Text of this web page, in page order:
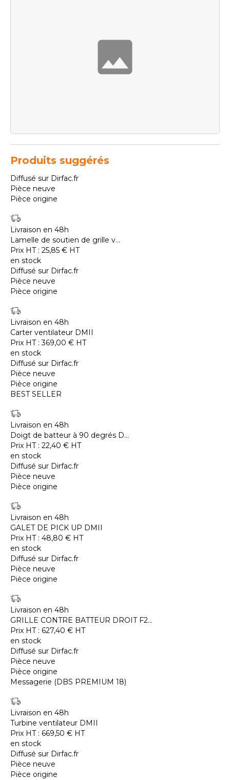
Produits suggérés
Diffusé sur Dirfac.fr
Pièce neuve
Pièce origine
Livraison en 48h
Lamelle de soutien de grille v...
Prix HT : 25,85 € HT
en stock
Diffusé sur Dirfac.fr
Pièce neuve
Pièce origine
Livraison en 48h
Carter ventilateur DMII
Prix HT :369,00 € HT
en stock
Diffusé sur Dirfac.fr
Pièce neuve
Pièce origine
BEST SELLER
Livraison en 48h
Doigt de batteur à 90 degrés D...
Prix HT : 22,40 € HT
en stock
Diffusé sur Dirfac.fr
Pièce neuve
Pièce origine
Livraison en 48h
GALET DE PICK UP DMII
Prix HT : 48,80 € HT
en stock
Diffusé sur Dirfac.fr
Pièce neuve
Pièce origine
Livraison en 48h
GRILLE CONTRE BATTEUR DROIT F2...
Prix HT : 627,40 € HT
en stock
Diffusé sur Dirfac.fr
Pièce neuve
Pièce origine
Messagerie (DBS PREMIUM 18)
Livraison en 48h
Turbine ventilateur DMII
Prix HT : 669,50 € HT
en stock
Diffusé sur Dirfac.fr
Pièce neuve
Pièce origine